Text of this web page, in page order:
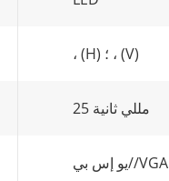
، (H) ؛ ، (V)
25 مللي ثانية
يو إس بي//VGA